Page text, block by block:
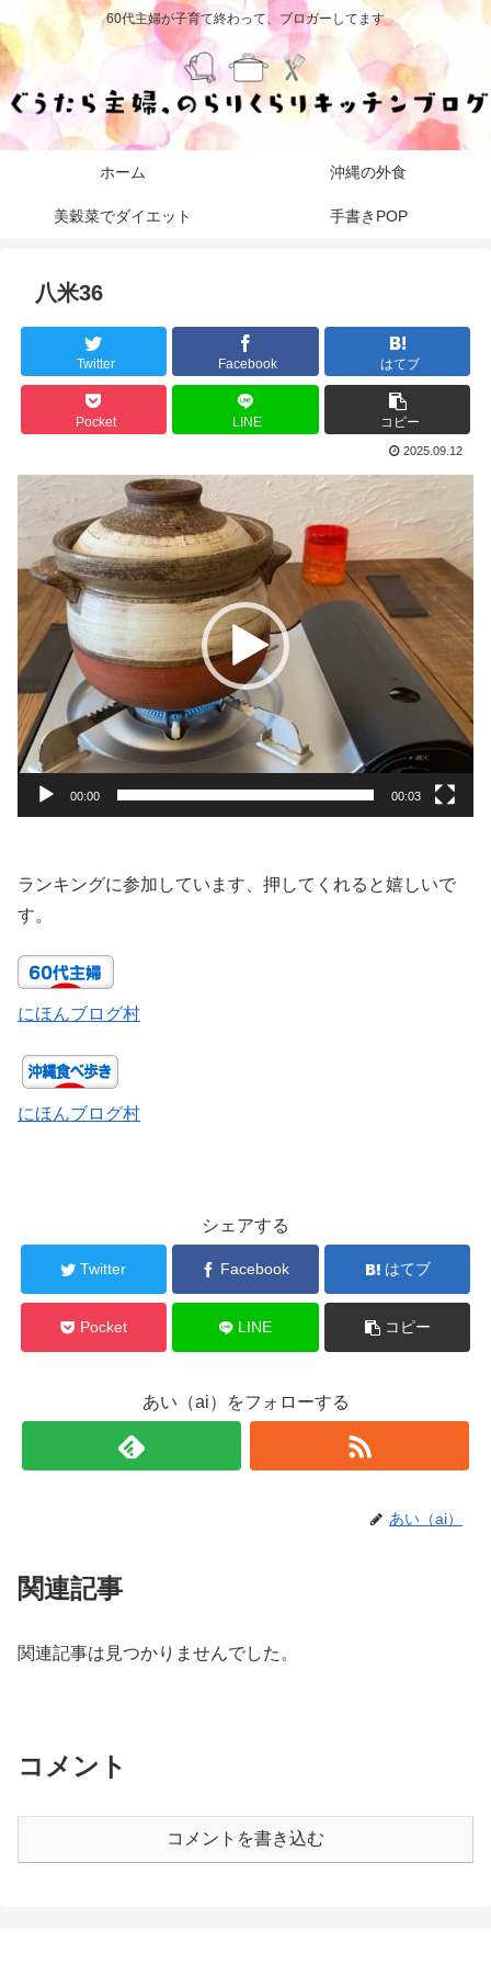
60代主婦が子育て終わって、ブロガーしてます
ホーム 沖縄の外食
美穀菜でダイエット 手書きPOP
八米36
Twitter Facebook はてブ
Pocket LINE コピー
2025.09.12
レ
ー
ヤ
ー
00:00 00:03
ランキングに参加しています、押してくれると嬉しいで
す。
にほんブログ村
にほんブログ村
シェアする
Twitter Facebook はてブ
Pocket LINE コピー
あい（ai）をフォローする
あい（ai）
関連記事
関連記事は見つかりませんでした。
コメント
コメントを書き込む